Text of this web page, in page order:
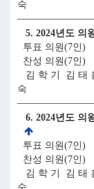
숙
5. 2024년도 의
투표 의원(7인)
찬성 의원(7인)
김 학 기 김 태
숙
6. 2024년도 의
투표 의원(7인)
찬성 의원(7인)
김 학 기 김 태